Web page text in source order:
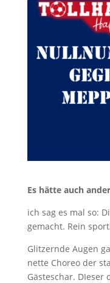
Es hätte auch
ich sag es mal so:
gemacht. Rein
Glitzernde Augen
nette Choreo der
Gästeschar. DIeser